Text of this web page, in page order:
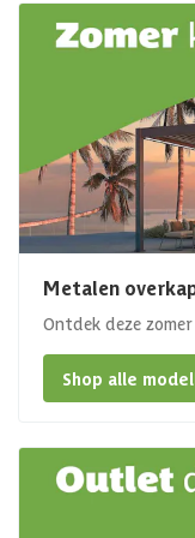
Metalen
Ontdek deze
Shop alle